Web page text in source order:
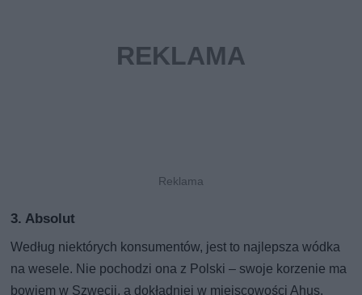
3. Absolut
Według niektórych konsumentów, jest to najlepsza wódka
na wesele. Nie pochodzi ona z Polski – swoje korzenie ma
bowiem w Szwecji, a dokładniej w miejscowości Ahus.